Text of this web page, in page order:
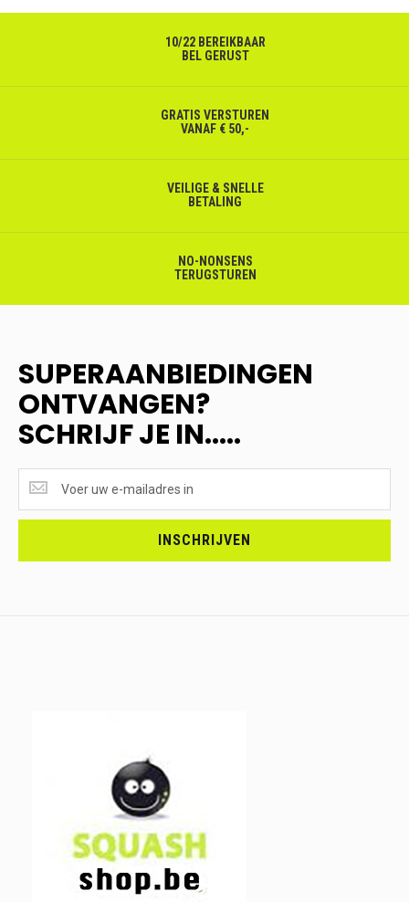
10/22 BEREIKBAAR
BEL GERUST
GRATIS VERSTUREN
VANAF € 50,-
VEILIGE & SNELLE
BETALING
NO-NONSENS
TERUGSTUREN
SUPERAANBIEDINGEN
ONTVANGEN?
SCHRIJF JE IN.....
ONTVANGEN?
<br>SCHRIJF
INSCHRIJVEN